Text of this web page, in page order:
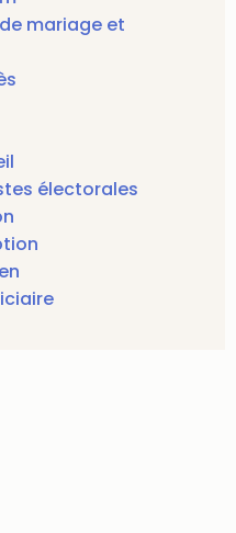
mariage et
électorales